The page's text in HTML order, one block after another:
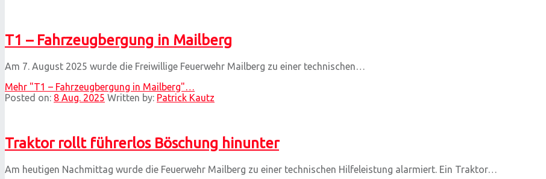
T1 – Fahrzeugbergung in Mailberg
Am 7. August 2025 wurde die Freiwillige Feuerwehr Mailberg zu einer technischen…
Mehr "T1 – Fahrzeugbergung in Mailberg"
Posted on: 8 Aug. 2025 Written by: Patrick Kautz
Traktor rollt führerlos Böschung hinunter
Am heutigen Nachmittag wurde die Feuerwehr Mailberg zu einer technischen Hilfeleistung alarmiert. Ein Traktor…